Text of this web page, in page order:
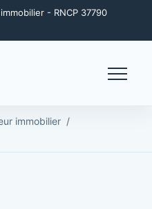
- RNCP 37790
immobilier